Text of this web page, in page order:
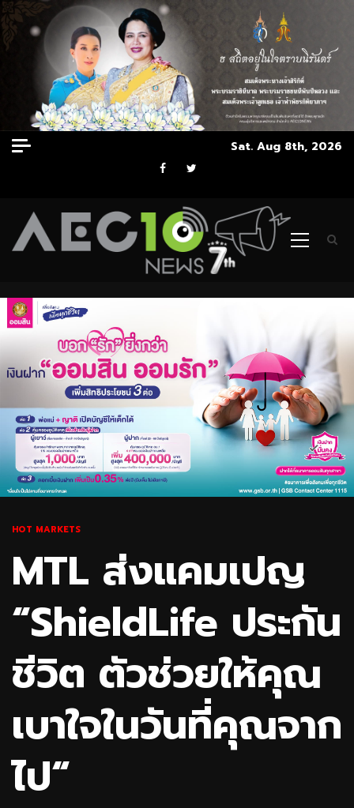
Skip
to
Sat. Aug 8th, 2026
Facebook
Twitter
Primary
HOT MARKETS
MTL ส่งแคมเปญ
“ShieldLife ประกัน
ชีวิต ตัวช่วยให้คุณ
เบาใจในวันที่คุณจาก
ไป“